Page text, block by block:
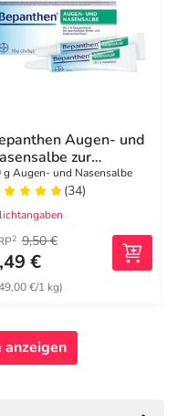
Augen- und
zur
der
g Augen- und Nasensalbe
(34)
2 9,50 €
€
€/1 kg)